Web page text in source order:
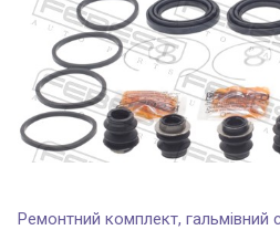
Ремонтний комплект, гальмівний